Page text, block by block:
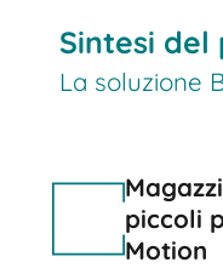
Sintesi
La soluzione
piccoli
Motion